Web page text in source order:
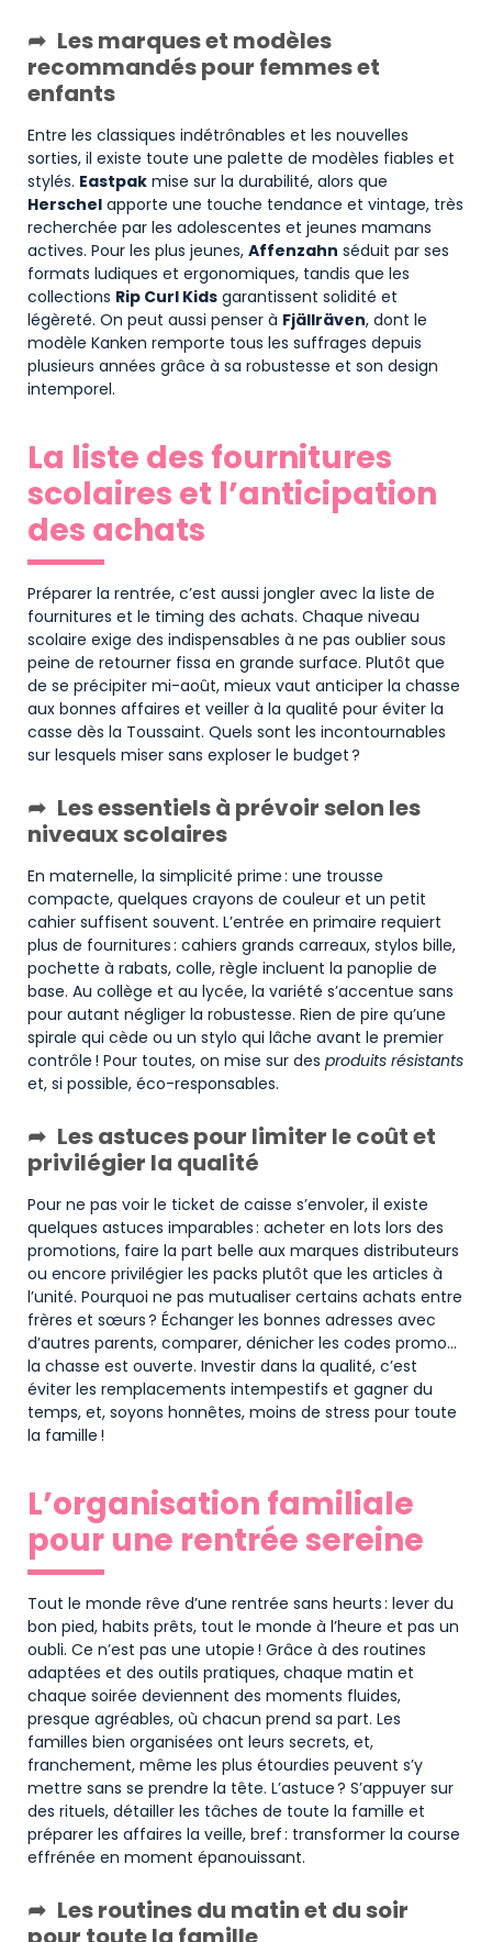
Les marques et modèles
recommandés pour femmes et
enfants
Entre les classiques indétrônables et les nouvelles
sorties, il existe toute une palette de modèles fiables et
stylés. Eastpak mise sur la durabilité, alors que
Herschel apporte une touche tendance et vintage, très
recherchée par les adolescentes et jeunes mamans
actives. Pour les plus jeunes, Affenzahn séduit par ses
formats ludiques et ergonomiques, tandis que les
collections Rip Curl Kids garantissent solidité et
légèreté. On peut aussi penser à Fjällräven, dont le
modèle Kanken remporte tous les suffrages depuis
plusieurs années grâce à sa robustesse et son design
intemporel.
La liste des fournitures
scolaires et l’anticipation
des achats
Préparer la rentrée, c’est aussi jongler avec la liste de
fournitures et le timing des achats. Chaque niveau
scolaire exige des indispensables à ne pas oublier sous
peine de retourner fissa en grande surface. Plutôt que
de se précipiter mi-août, mieux vaut anticiper la chasse
aux bonnes affaires et veiller à la qualité pour éviter la
casse dès la Toussaint. Quels sont les incontournables
sur lesquels miser sans exploser le budget ?
Les essentiels à prévoir selon les
niveaux scolaires
En maternelle, la simplicité prime : une trousse
compacte, quelques crayons de couleur et un petit
cahier suffisent souvent. L’entrée en primaire requiert
plus de fournitures : cahiers grands carreaux, stylos bille,
pochette à rabats, colle, règle incluent la panoplie de
base. Au collège et au lycée, la variété s’accentue sans
pour autant négliger la robustesse. Rien de pire qu’une
spirale qui cède ou un stylo qui lâche avant le premier
contrôle ! Pour toutes, on mise sur des produits résistants
et, si possible, éco-responsables.
Les astuces pour limiter le coût et
privilégier la qualité
Pour ne pas voir le ticket de caisse s’envoler, il existe
quelques astuces imparables : acheter en lots lors des
promotions, faire la part belle aux marques distributeurs
ou encore privilégier les packs plutôt que les articles à
l’unité. Pourquoi ne pas mutualiser certains achats entre
frères et sœurs ? Échanger les bonnes adresses avec
d’autres parents, comparer, dénicher les codes promo…
la chasse est ouverte. Investir dans la qualité, c’est
éviter les remplacements intempestifs et gagner du
temps, et, soyons honnêtes, moins de stress pour toute
la famille !
L’organisation familiale
pour une rentrée sereine
Tout le monde rêve d’une rentrée sans heurts : lever du
bon pied, habits prêts, tout le monde à l’heure et pas un
oubli. Ce n’est pas une utopie ! Grâce à des routines
adaptées et des outils pratiques, chaque matin et
chaque soirée deviennent des moments fluides,
presque agréables, où chacun prend sa part. Les
familles bien organisées ont leurs secrets, et,
franchement, même les plus étourdies peuvent s’y
mettre sans se prendre la tête. L’astuce ? S’appuyer sur
des rituels, détailler les tâches de toute la famille et
préparer les affaires la veille, bref : transformer la course
effrénée en moment épanouissant.
Les routines du matin et du soir